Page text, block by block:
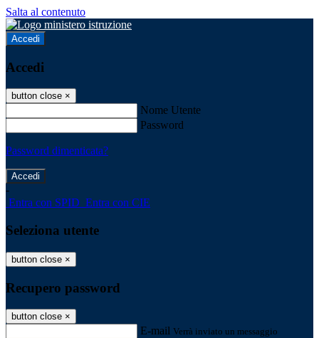
Salta al contenuto
Accedi
Accedi
button close ×
Nome Utente
Password
Password dimenticata?
-
Entra con SPID Entra con CIE
Seleziona utente
button close ×
Recupero password
button close ×
E-mail Verrà inviato un messaggio